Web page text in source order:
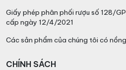
Giấy phép phân phối rượu số 128/
cấp ngày 12/4/2021
Các sản phẩm của chúng tôi có
CHÍNH SÁCH